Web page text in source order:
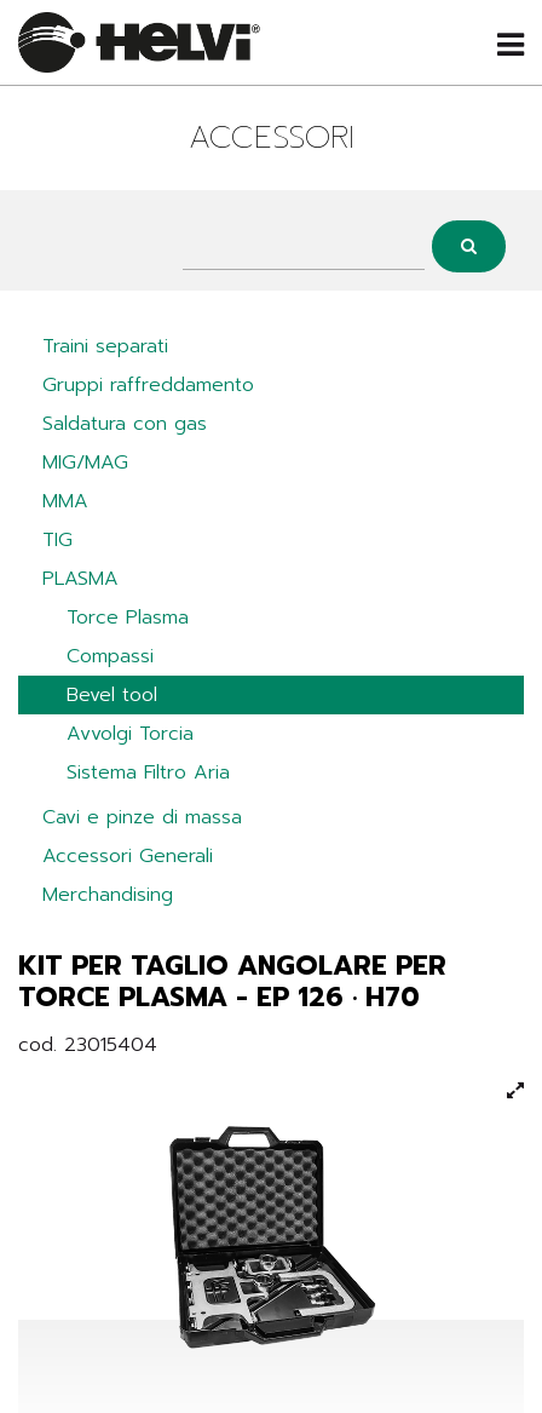
ACCESSORI
Traini separati
Gruppi raffreddamento
Saldatura con gas
MIG/MAG
MMA
TIG
PLASMA
Torce Plasma
Compassi
Bevel tool
Avvolgi Torcia
Sistema Filtro Aria
Cavi e pinze di massa
Accessori Generali
Merchandising
KIT PER TAGLIO ANGOLARE PER
TORCE PLASMA - EP 126 · H70
cod. 23015404